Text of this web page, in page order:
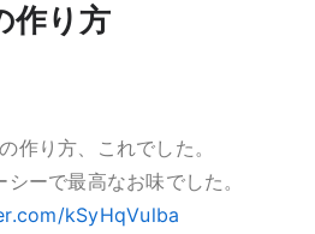
作り方
作り方、これでした。
シーで最高なお味でした。
kSyHqVulba